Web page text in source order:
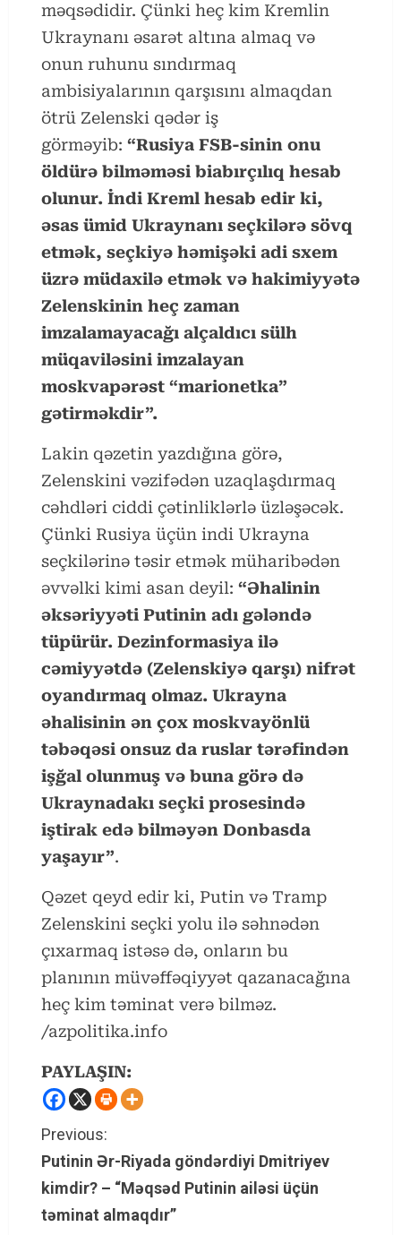
məqsədidir. Çünki heç kim Kremlin
Ukraynanı əsarət altına almaq və
onun ruhunu sındırmaq
ambisiyalarının qarşısını almaqdan
ötrü Zelenski qədər iş
görməyib: “Rusiya FSB-sinin onu
öldürə bilməməsi biabırçılıq hesab
olunur. İndi Kreml hesab edir ki,
əsas ümid Ukraynanı seçkilərə sövq
etmək, seçkiyə həmişəki adi sxem
üzrə müdaxilə etmək və hakimiyyətə
Zelenskinin heç zaman
imzalamayacağı alçaldıcı sülh
müqaviləsini imzalayan
moskvapərəst “marionetka”
gətirməkdir”.
Lakin qəzetin yazdığına görə,
Zelenskini vəzifədən uzaqlaşdırmaq
cəhdləri ciddi çətinliklərlə üzləşəcək.
Çünki Rusiya üçün indi Ukrayna
seçkilərinə təsir etmək müharibədən
əvvəlki kimi asan deyil: “Əhalinin
əksəriyyəti Putinin adı gələndə
tüpürür. Dezinformasiya ilə
cəmiyyətdə (Zelenskiyə qarşı) nifrət
oyandırmaq olmaz. Ukrayna
əhalisinin ən çox moskvayönlü
təbəqəsi onsuz da ruslar tərəfindən
işğal olunmuş və buna görə də
Ukraynadakı seçki prosesində
iştirak edə bilməyən Donbasda
yaşayır”.
Qəzet qeyd edir ki, Putin və Tramp
Zelenskini seçki yolu ilə səhnədən
çıxarmaq istəsə də, onların bu
planının müvəffəqiyyət qazanacağına
heç kim təminat verə bilməz.
/azpolitika.info
PAYLAŞIN:
C
o
n
Previous:
Putinin Ər-Riyada göndərdiyi Dmitriyev
kimdir? – “Məqsəd Putinin ailəsi üçün
təminat almaqdır”